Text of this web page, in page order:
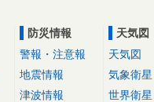
防災情報
警報・注意報
地震情報
津波情報
天気図
天気図
気象衛星
世界衛星